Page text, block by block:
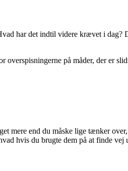
har det indtil videre krævet i dag?
på måder, der er
end du måske lige tænker
hvis du brugte dem på at finde vej